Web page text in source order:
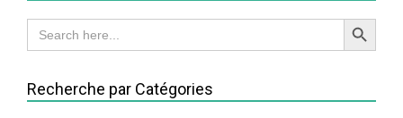
Search
for:
Search Button
Recherche par Catégories